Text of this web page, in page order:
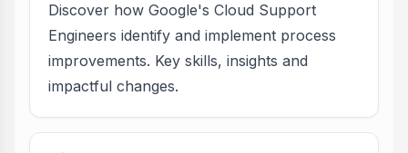
Discover how Google's Cloud Support
Engineers identify and implement process
improvements. Key skills, insights and
impactful changes.